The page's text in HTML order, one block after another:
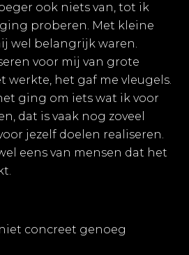
ook niets van, tot ik
proberen. Met kleine
wel belangrijk waren.
voor mij van grote
werkte, het gaf me vleugels.
ging om iets wat ik voor
dat is vaak nog zoveel
jezelf doelen realiseren.
eens van mensen dat het
concreet genoeg